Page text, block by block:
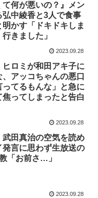
て何が悪いの？』メン
弘中綾香と3人で食事
かす「ドキドキしま
きました」
2023.09.28
ヒロミが和田アキ子に
、アッコちゃんの悪口
ってるもんな」と急に
ってしまったと告白
2023.09.28
武田真治の空気を読め
発言に思わず生放送の
「お前さ…」
2023.09.28